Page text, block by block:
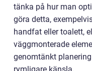
tänka på hur man
göra detta,
handfat eller toalett,
väggmonterade
genomtänkt